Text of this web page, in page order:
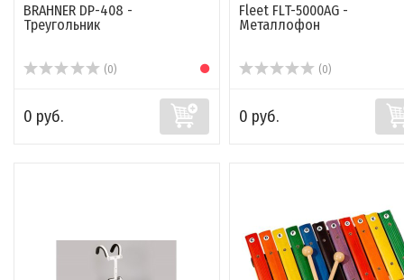
BRAHNER DP-408 -
Треугольник
(0)
0 руб.
Fleet FLT-5000AG -
Металлофон
(0)
0 руб.